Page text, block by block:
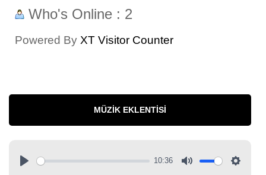
Who's Online : 2
Powered By XT Visitor Counter
MÜZIK EKLENTISI
10:36